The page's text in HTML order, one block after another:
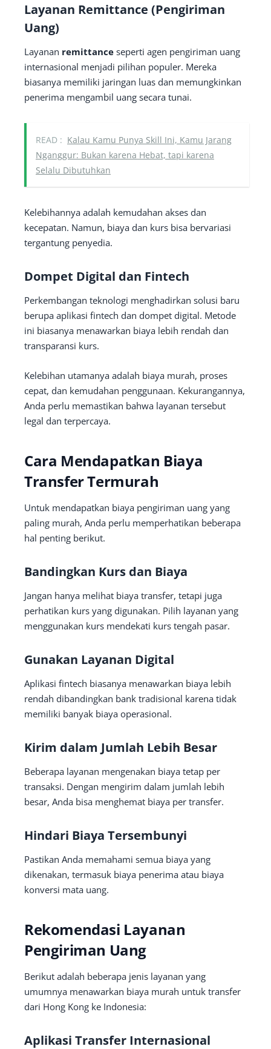
Layanan Remittance (Pengiriman
Uang)
Layanan remittance seperti agen pengiriman uang
internasional menjadi pilihan populer. Mereka
biasanya memiliki jaringan luas dan memungkinkan
penerima mengambil uang secara tunai.
READ : Kalau Kamu Punya Skill Ini, Kamu Jarang
Nganggur: Bukan karena Hebat, tapi karena
Selalu Dibutuhkan
Kelebihannya adalah kemudahan akses dan
kecepatan. Namun, biaya dan kurs bisa bervariasi
tergantung penyedia.
Dompet Digital dan Fintech
Perkembangan teknologi menghadirkan solusi baru
berupa aplikasi fintech dan dompet digital. Metode
ini biasanya menawarkan biaya lebih rendah dan
transparansi kurs.
Kelebihan utamanya adalah biaya murah, proses
cepat, dan kemudahan penggunaan. Kekurangannya,
Anda perlu memastikan bahwa layanan tersebut
legal dan terpercaya.
Cara Mendapatkan Biaya
Transfer Termurah
Untuk mendapatkan biaya pengiriman uang yang
paling murah, Anda perlu memperhatikan beberapa
hal penting berikut.
Bandingkan Kurs dan Biaya
Jangan hanya melihat biaya transfer, tetapi juga
perhatikan kurs yang digunakan. Pilih layanan yang
menggunakan kurs mendekati kurs tengah pasar.
Gunakan Layanan Digital
Aplikasi fintech biasanya menawarkan biaya lebih
rendah dibandingkan bank tradisional karena tidak
memiliki banyak biaya operasional.
Kirim dalam Jumlah Lebih Besar
Beberapa layanan mengenakan biaya tetap per
transaksi. Dengan mengirim dalam jumlah lebih
besar, Anda bisa menghemat biaya per transfer.
Hindari Biaya Tersembunyi
Pastikan Anda memahami semua biaya yang
dikenakan, termasuk biaya penerima atau biaya
konversi mata uang.
Rekomendasi Layanan
Pengiriman Uang
Berikut adalah beberapa jenis layanan yang
umumnya menawarkan biaya murah untuk transfer
dari Hong Kong ke Indonesia:
Aplikasi Transfer Internasional